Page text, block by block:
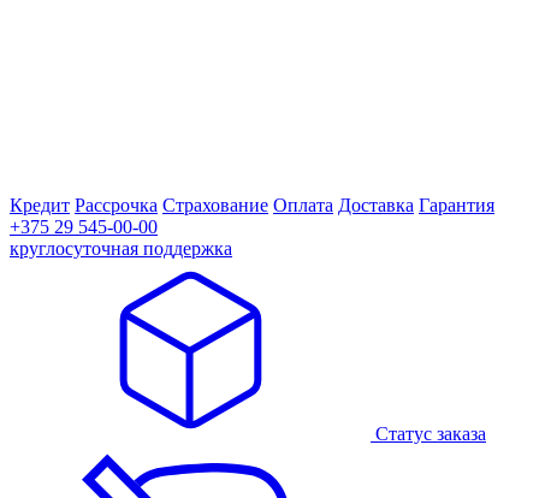
Кредит Рассрочка Страхование Оплата Доставка Гарантия
+375 29 545-00-00
круглосуточная поддержка
Статус заказа